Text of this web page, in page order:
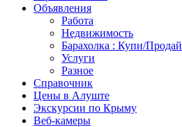
Объявления
Работа
Недвижимость
Барахолка : Купи/Продай
Услуги
Разное
Справочник
Цены в Алуште
Экскурсии по Крыму
Веб-камеры